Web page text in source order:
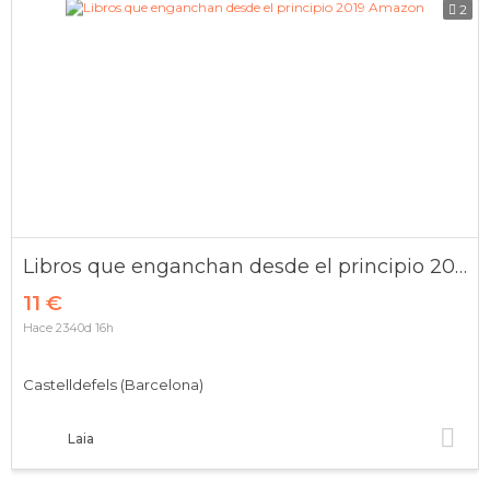
2
Libros que enganchan desde el principio 2019 Amazon
11 €
Laia
Castelldefels (Barcelona)
Hace 2340d 16h